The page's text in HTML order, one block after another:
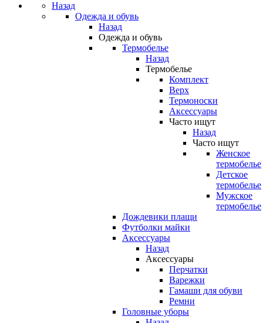
Назад
Одежда и обувь
Назад
Одежда и обувь
Термобелье
Назад
Термобелье
Комплект
Верх
Термоноски
Аксессуары
Часто ищут
Назад
Часто ищут
Женское
термобелье
Детское
термобелье
Мужское
термобелье
Дождевики плащи
Футболки майки
Аксессуары
Назад
Аксессуары
Перчатки
Варежки
Гамаши для обуви
Ремни
Головные уборы